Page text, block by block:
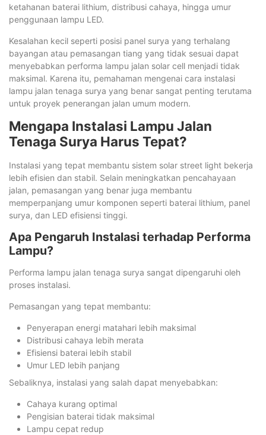
ketahanan baterai lithium, distribusi cahaya, hingga umur
penggunaan lampu LED.
Kesalahan kecil seperti posisi panel surya yang terhalang
bayangan atau pemasangan tiang yang tidak sesuai dapat
menyebabkan performa lampu jalan solar cell menjadi tidak
maksimal. Karena itu, pemahaman mengenai cara instalasi
lampu jalan tenaga surya yang benar sangat penting terutama
untuk proyek penerangan jalan umum modern.
Mengapa Instalasi Lampu Jalan
Tenaga Surya Harus Tepat?
Instalasi yang tepat membantu sistem solar street light bekerja
lebih efisien dan stabil. Selain meningkatkan pencahayaan
jalan, pemasangan yang benar juga membantu
memperpanjang umur komponen seperti baterai lithium, panel
surya, dan LED efisiensi tinggi.
Apa Pengaruh Instalasi terhadap Performa
Lampu?
Performa lampu jalan tenaga surya sangat dipengaruhi oleh
proses instalasi.
Pemasangan yang tepat membantu:
Penyerapan energi matahari lebih maksimal
Distribusi cahaya lebih merata
Efisiensi baterai lebih stabil
Umur LED lebih panjang
Sebaliknya, instalasi yang salah dapat menyebabkan:
Cahaya kurang optimal
Pengisian baterai tidak maksimal
Lampu cepat redup